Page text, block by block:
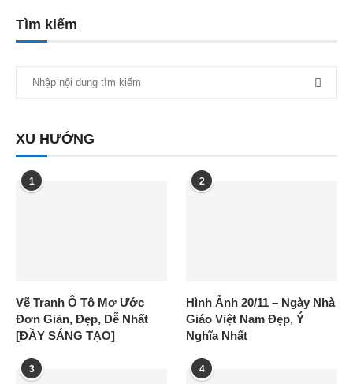
Tìm kiếm
XU HƯỚNG
1
Vẽ Tranh Ô Tô Mơ Ước
Đơn Giản, Đẹp, Dễ Nhất
[ĐẦY SÁNG TẠO]
2
Hình Ảnh 20/11 – Ngày Nhà
Giáo Việt Nam Đẹp, Ý
Nghĩa Nhất
3 4